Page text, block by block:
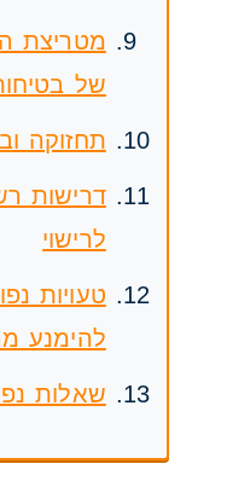
מטריצת
של
תחזוקה
דרישות
לרישוי
טעויות
להימנע
שאלות